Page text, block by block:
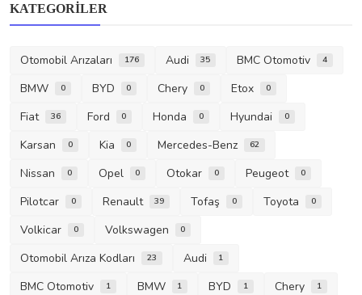
KATEGORILER
Otomobil Arızaları 176 Audi 35 BMC Otomotiv 4
BMW 0 BYD 0 Chery 0 Etox 0
Fiat 36 Ford 0 Honda 0 Hyundai 0
Karsan 0 Kia 0 Mercedes-Benz 62
Nissan 0 Opel 0 Otokar 0 Peugeot 0
Pilotcar 0 Renault 39 Tofaş 0 Toyota 0
Volkicar 0 Volkswagen 0
Otomobil Arıza Kodları 23 Audi 1
BMC Otomotiv 1 BMW 1 BYD 1 Chery 1